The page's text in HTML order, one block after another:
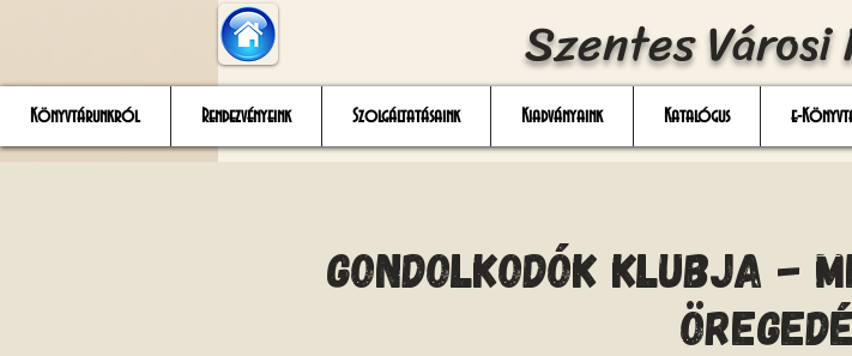
Szentes
Könyvtárunkról Rendezvényeink Szolgáltatásaink Kiadványaink Katalógus e-
Gondolkodók klubja -